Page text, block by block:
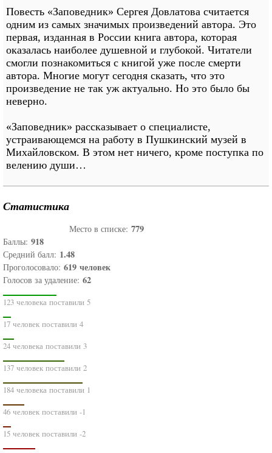
Повесть «Заповедник» Сергея Довлатова считается
одним из самых значимых произведений автора. Это
первая, изданная в России книга автора, которая
оказалась наиболее душевной и глубокой. Читатели
смогли познакомиться с книгой уже после смерти
автора. Многие могут сегодня сказать, что это
произведение не так уж актуально. Но это было бы
неверно.
«Заповедник» рассказывает о специалисте,
устраивающемся на работу в Пушкинский музей в
Михайловском. В этом нет ничего, кроме поступка по
велению души…
Статистика
Место в списке: 779
Баллы: 918
Средний балл: 1.48
Проголосовало: 619 человек
Голосов за удаление: 62
123 человека поставили 5
17 человек поставили 4
24 человека поставили 3
137 человек поставили 2
184 человека поставили 1
46 человек поставили -1
15 человек поставили -2